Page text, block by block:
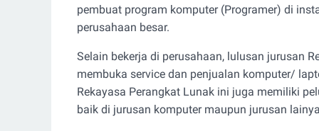
pembuat program komputer (Programer) di
perusahaan besar.
Selain bekerja di perusahaan, lulusan jurusan
membuka service dan penjualan komputer/
Rekayasa Perangkat Lunak ini juga memiliki
baik di jurusan komputer maupun jurusan